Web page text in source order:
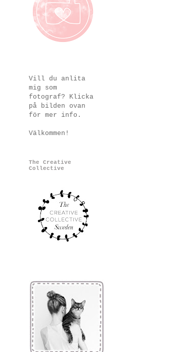
Vill du anlita
mig som
fotograf? Klicka
på bilden ovan
för mer info.
Välkommen!
The Creative
Collective